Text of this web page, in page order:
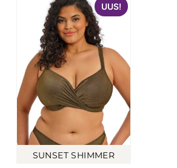
UUS!
SUNSET SHIMMER